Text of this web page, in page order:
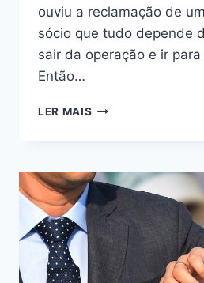
ouviu a reclamação de
sócio que tudo depende
sair da operação e ir
Então…
LER MAIS